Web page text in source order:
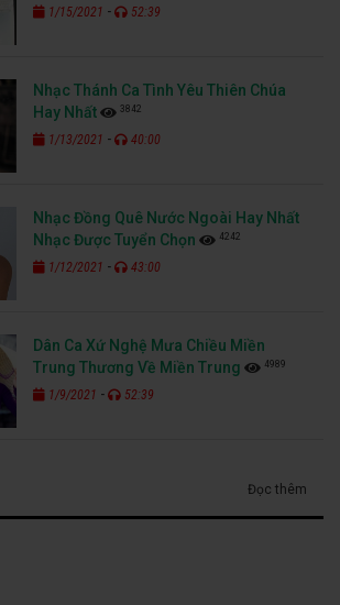
1/15/2021 - 52:39
Nhạc Thánh Ca Tình Yêu Thiên Chúa
Hay Nhất
3842
1/13/2021 - 40:00
Nhạc Đồng Quê Nước Ngoài Hay Nhất
Nhạc Được Tuyển Chọn
4242
1/12/2021 - 43:00
Dân Ca Xứ Nghệ Mưa Chiều Miền
Trung Thương Về Miền Trung
4989
1/9/2021 - 52:39
Đọc thêm